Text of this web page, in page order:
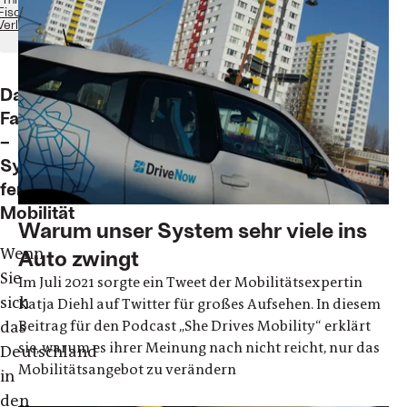
Das
Fahrrad
–
Symbol
feministischer
Mobilität
Wenn
Sie
sich
das
Deutschland
in
den
Warum unser System sehr viele ins
Auto zwingt
Im Juli 2021 sorgte ein Tweet der Mobilitätsexpertin
Katja Diehl auf Twitter für großes Aufsehen. In diesem
Beitrag für den Podcast „She Drives Mobility“ erklärt
sie, warum es ihrer Meinung nach nicht reicht, nur das
Mobilitätsangebot zu verändern